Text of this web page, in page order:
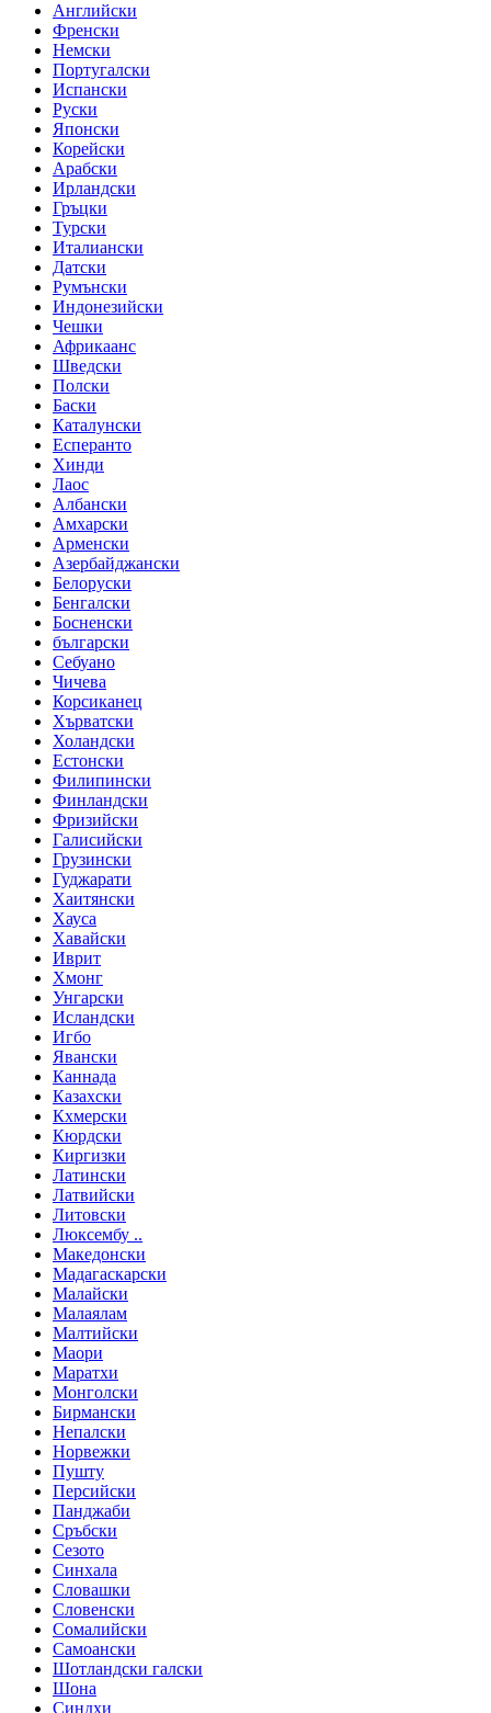
Английски
Френски
Немски
Португалски
Испански
Руски
Японски
Корейски
Арабски
Ирландски
Гръцки
Турски
Италиански
Датски
Румънски
Индонезийски
Чешки
Африкаанс
Шведски
Полски
Баски
Каталунски
Есперанто
Хинди
Лаос
Албански
Амхарски
Арменски
Азербайджански
Белоруски
Бенгалски
Босненски
български
Себуано
Чичева
Корсиканец
Хърватски
Холандски
Естонски
Филипински
Финландски
Фризийски
Галисийски
Грузински
Гуджарати
Хаитянски
Хауса
Хавайски
Иврит
Хмонг
Унгарски
Исландски
Игбо
Явански
Каннада
Казахски
Кхмерски
Кюрдски
Киргизки
Латински
Латвийски
Литовски
Люксембу ..
Македонски
Мадагаскарски
Малайски
Малаялам
Малтийски
Маори
Маратхи
Монголски
Бирмански
Непалски
Норвежки
Пушту
Персийски
Панджаби
Сръбски
Сезото
Синхала
Словашки
Словенски
Сомалийски
Самоански
Шотландски галски
Шона
Синдхи